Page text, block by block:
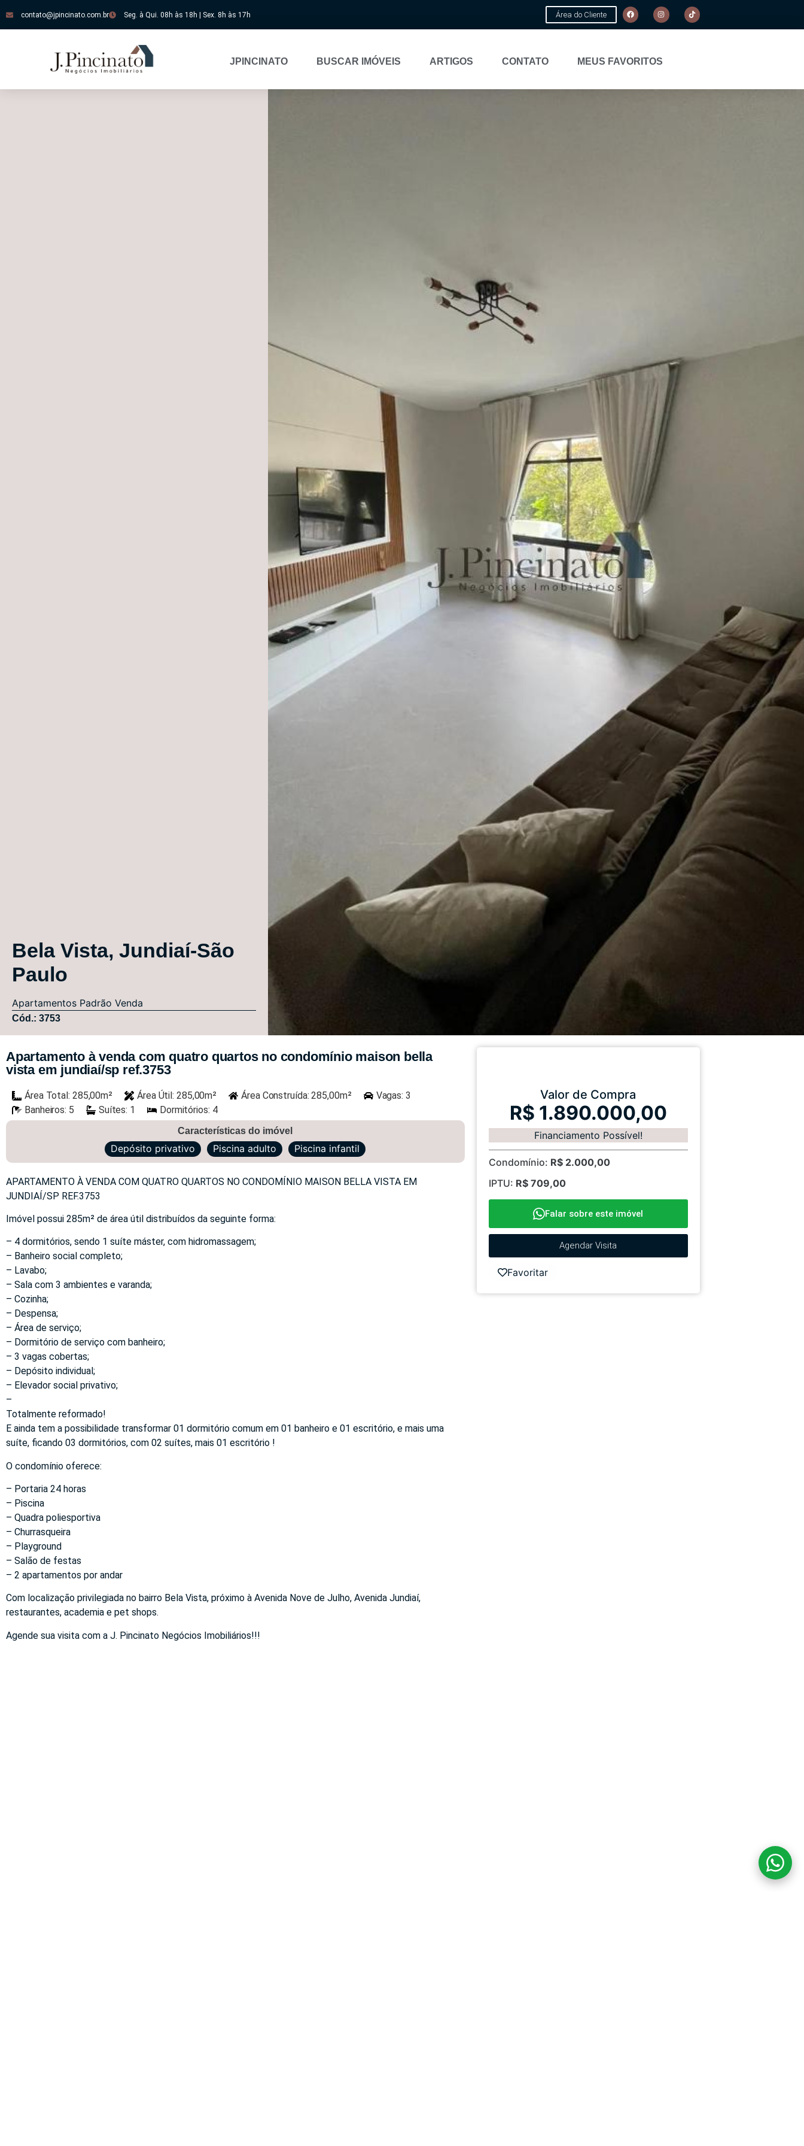
contato@jpincinato.com.br Seg. à Qui. 08h às 18h | Sex. 8h às 17h Área do Cliente
JPINCINATO BUSCAR IMÓVEIS ARTIGOS CONTATO MEUS FAVORITOS
Bela Vista, Jundiaí-São
Paulo
Apartamentos Padrão Venda
Cód.: 3753
Apartamento à venda com quatro quartos no condomínio maison bella
vista em jundiaí/sp ref.3753
Área Total: 285,00m² Área Útil: 285,00m² Área Construída: 285,00m²
Vagas: 3
Banheiros: 5
Suítes: 1 Dormitórios: 4
Características do imóvel
Depósito privativo Piscina adulto Piscina infantil
APARTAMENTO À VENDA COM QUATRO QUARTOS NO CONDOMÍNIO MAISON BELLA VISTA EM
JUNDIAÍ/SP REF.3753
Imóvel possui 285m² de área útil distribuídos da seguinte forma:
– 4 dormitórios, sendo 1 suíte máster, com hidromassagem;
– Banheiro social completo;
– Lavabo;
– Sala com 3 ambientes e varanda;
– Cozinha;
– Despensa;
– Área de serviço;
– Dormitório de serviço com banheiro;
– 3 vagas cobertas;
– Depósito individual;
– Elevador social privativo;
–
Totalmente reformado!
E ainda tem a possibilidade transformar 01 dormitório comum em 01 banheiro e 01 escritório, e mais uma
suíte, ficando 03 dormitórios, com 02 suítes, mais 01 escritório !
O condomínio oferece:
– Portaria 24 horas
– Piscina
– Quadra poliesportiva
– Churrasqueira
– Playground
– Salão de festas
– 2 apartamentos por andar
Com localização privilegiada no bairro Bela Vista, próximo à Avenida Nove de Julho, Avenida Jundiaí,
restaurantes, academia e pet shops.
Agende sua visita com a J. Pincinato Negócios Imobiliários!!!
Valor de Compra
R$ 1.890.000,00
Financiamento Possível!
Condomínio: R$ 2.000,00
IPTU: R$ 709,00
Falar sobre este imóvel
Agendar Visita
Favoritar